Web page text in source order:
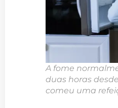
A fome
duas horas
comeu uma